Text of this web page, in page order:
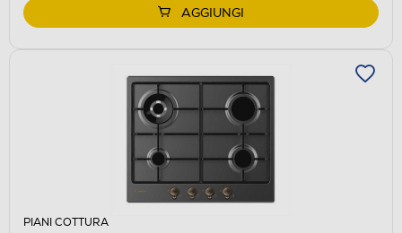
AGGIUNGI
PIANI COTTURA